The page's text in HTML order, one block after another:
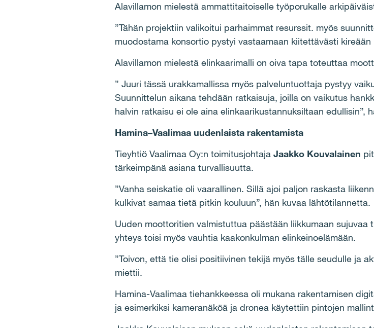
Alavillamon mielestä ammattitaitoiselle työporukalle
”Tähän projektiin valikoitui parhaimmat resurssit. myös
muodostama konsortio pystyi vastaamaan kiitettävästi
Alavillamon mielestä elinkaarimalli on oiva tapa toteuttaa
” Juuri tässä urakkamallissa myös palveluntuottaja pystyy
Suunnittelun aikana tehdään ratkaisuja, joilla on vaikutus
halvin ratkaisu ei ole aina elinkaarikustannuksiltaan edullisin”,
Hamina–Vaalimaa uudenlaista rakentamista
Tieyhtiö Vaalimaa Oy:n toimitusjohtaja Jaakko Kouvalainen
tärkeimpänä asiana turvallisuutta.
”Vanha seiskatie oli vaarallinen. Sillä ajoi paljon raskasta
kulkivat samaa tietä pitkin kouluun”, hän kuvaa lähtötilannetta.
Uuden moottoritien valmistuttua päästään liikkumaan
yhteys toisi myös vauhtia kaakonkulman elinkeinoelämään.
”Toivon, että tie olisi positiivinen tekijä myös tälle seudulle ja
miettii.
Hamina-Vaalimaa tiehankkeessa oli mukana rakentamisen
ja esimerkiksi kameranäköä ja dronea käytettiin pintojen